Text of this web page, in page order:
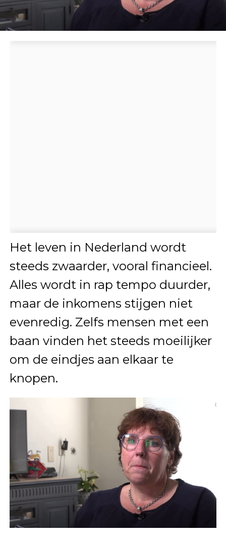
Het leven in Nederland wordt
steeds zwaarder, vooral financieel.
Alles wordt in rap tempo duurder,
maar de inkomens stijgen niet
evenredig. Zelfs mensen met een
baan vinden het steeds moeilijker
om de eindjes aan elkaar te
knopen.